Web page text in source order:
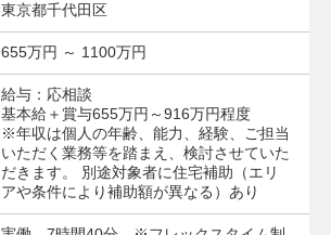
東京都千代田区
655万円 ～ 1100万円
給与：応相談
基本給＋賞与655万円～916万円程度
※年収は個人の年齢、能力、経験、ご担当
いただく業務等を踏まえ、検討させていた
だきます。 別途対象者に住宅補助（エリ
アや条件により補助額が異なる）あり